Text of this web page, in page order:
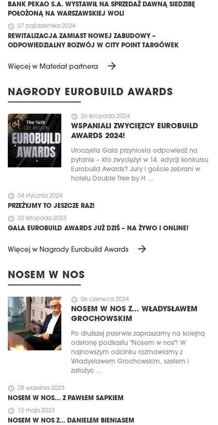
BANK PEKAO S.A. WYSTAWIŁ NA SPRZEDAŻ DAWNĄ SIEDZIBĘ
POŁOŻONĄ NA WARSZAWSKIEJ WOLI
schedule 07 października 2024
REWITALIZACJA ZAMIAST NOWEJ ZABUDOWY –
ODPOWIEDZIALNY ROZWÓJ W CITY POINT TARGÓWEK
Więcej w Materiał partnera arrow_forward
NAGRODY EUROBUILD AWARDS
schedule 26 listopada 2024
WSPANIALI ZWYCIĘZCY EUROBUILD
AWARDS 2024!
Uroczysta Gala przyniosła odpowiedź na
pytanie – kto zwyciężył w 14. edycji konkursu
Eurobuild Awards? Jury i goście zebrani w
hotelu Double Tree by H ...
schedule 04 stycznia 2024
PRZEŻYJMY TO JESZCZE RAZ!
schedule 20 listopada 2023
GALA EUROBUILD AWARDS JUŻ DZIŚ – NA ŻYWO I ONLINE!
Więcej w Nagrody Eurobuild Awards arrow_forward
NOSEM W NOS
schedule 06 czerwca 2024
NOSEM W NOS Z... WŁADYSŁAWEM
GROCHOWSKIM
Po dłuższej przerwie zapraszamy na kolejną
odsłonę podkastu "Nosem w nos"! W
najnowszym odcinku rozmawiamy z
Władysławem Grochowskim, szefem i
założyc ...
schedule 28 września 2023
NOSEM W NOS… Z PAWŁEM SAPKIEM
schedule 15 maja 2023
NOSEM W NOS Z... DANIELEM BIENIASEM